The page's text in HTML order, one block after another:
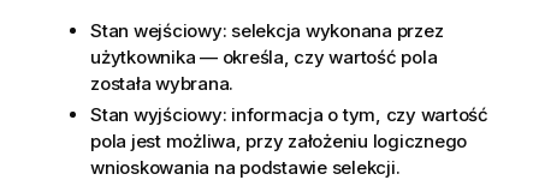
Stan wejściowy: selekcja wykonana przez
użytkownika — określa, czy wartość pola
została wybrana.
Stan wyjściowy: informacja o tym, czy wartość
pola jest możliwa, przy założeniu logicznego
wnioskowania na podstawie selekcji.